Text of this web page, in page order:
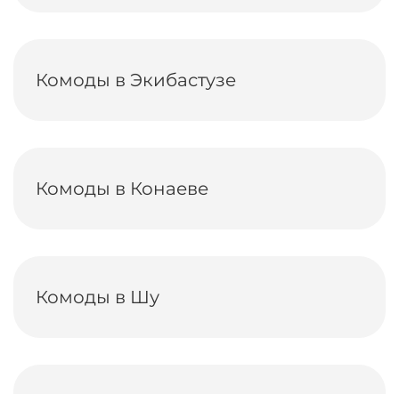
Комоды в Экибастузе
Комоды в Конаеве
Комоды в Шу